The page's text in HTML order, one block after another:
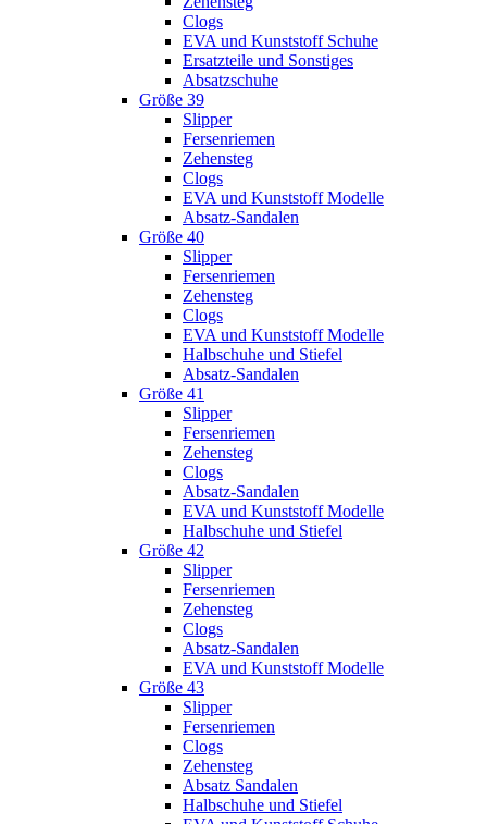
Clogs
EVA und Kunststoff Schuhe
Ersatzteile und Sonstiges
Absatzschuhe
Größe 39
Slipper
Fersenriemen
Zehensteg
Clogs
EVA und Kunststoff Modelle
Absatz-Sandalen
Größe 40
Slipper
Fersenriemen
Zehensteg
Clogs
EVA und Kunststoff Modelle
Halbschuhe und Stiefel
Absatz-Sandalen
Größe 41
Slipper
Fersenriemen
Zehensteg
Clogs
Absatz-Sandalen
EVA und Kunststoff Modelle
Halbschuhe und Stiefel
Größe 42
Slipper
Fersenriemen
Zehensteg
Clogs
Absatz-Sandalen
EVA und Kunststoff Modelle
Größe 43
Slipper
Fersenriemen
Clogs
Zehensteg
Absatz Sandalen
Halbschuhe und Stiefel